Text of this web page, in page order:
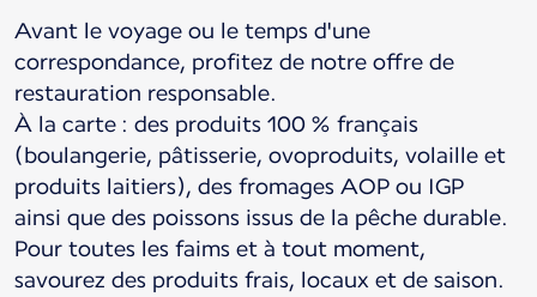
Avant le voyage ou le temps d'une
correspondance, profitez de notre offre de
restauration responsable.
À la carte : des produits 100 % français
(boulangerie, pâtisserie, ovoproduits, volaille et
produits laitiers), des fromages AOP ou IGP
ainsi que des poissons issus de la pêche durable.
Pour toutes les faims et à tout moment,
savourez des produits frais, locaux et de saison.